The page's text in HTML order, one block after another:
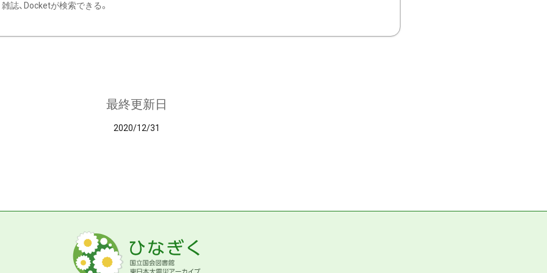
雑誌、Docketが検索できる。
最終更新日
2020/12/31